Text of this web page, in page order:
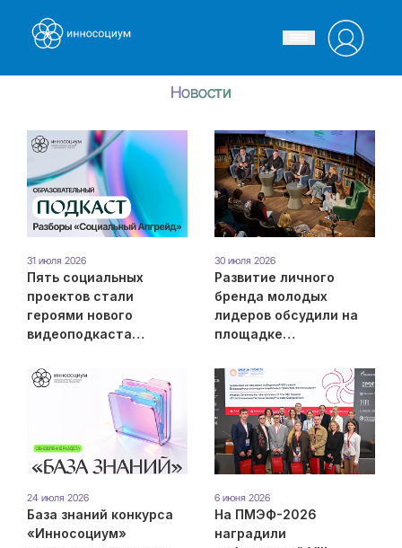
Новости
31 июля 2026
Пять социальных
проектов стали
героями нового
видеоподкаста
«Инносоциум»
30 июля 2026
Развитие личного
бренда молодых
лидеров обсудили на
площадке
платформы Фонда
Росконгресс –
Инносоциум
24 июля 2026
База знаний конкурса
«Инносоциум»
6 июня 2026
На ПМЭФ-2026
наградили